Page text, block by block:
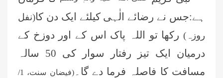
ہے:جس نے رضائے الٰہی کیلئے ایک دن کا(نفل
روزہ)رکھا تو اللہ پاک اس کے اور دوزخ کے
درمیان ایک تیز رفتار سوار کی 50 سالہ
مسافت کا فاصلہ فرما دے گا۔
(فیضان سنت، 1/